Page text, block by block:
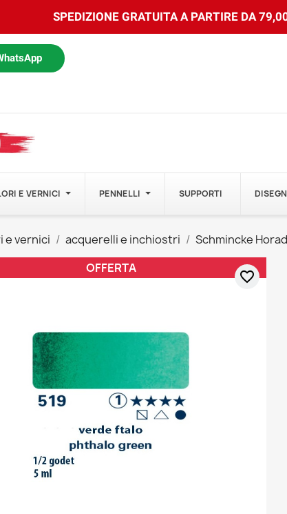
SPEDIZIONE GRATUITA A PARTIRE DA
E VERNICI PENNELLI SUPPORTI
e vernici acquerelli e inchiostri Schmincke
OFFERTA
favorite_border